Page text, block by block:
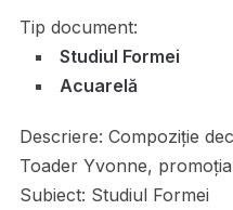
Tip document:
Studiul Formei
Acuarelă
Descriere: Compoziție
Toader Yvonne,
Subiect: Studiul Formei